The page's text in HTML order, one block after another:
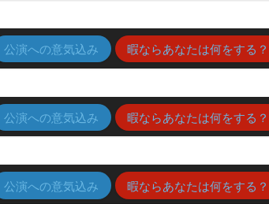
公演への意気込み 暇ならあなたは何をする？
公演への意気込み 暇ならあなたは何をする？
公演への意気込み 暇ならあなたは何をする？